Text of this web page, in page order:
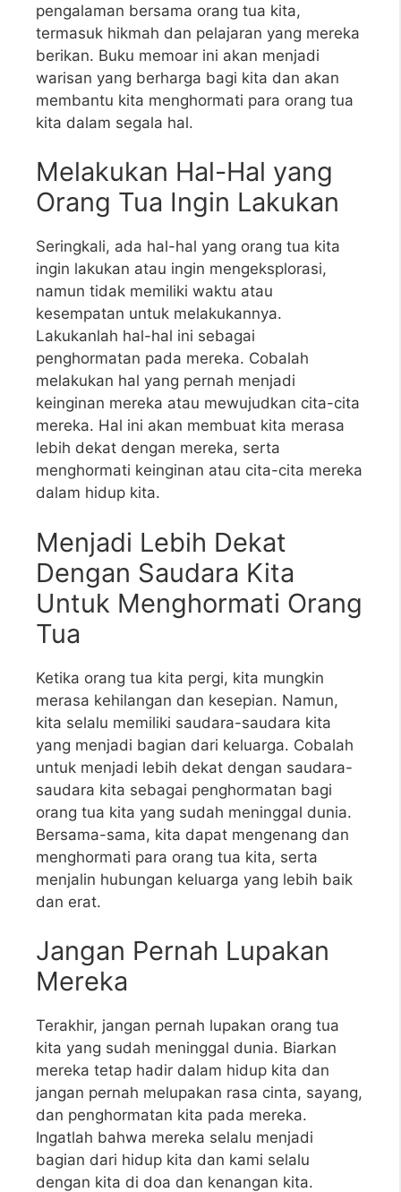
pengalaman bersama orang tua kita,
termasuk hikmah dan pelajaran yang mereka
berikan. Buku memoar ini akan menjadi
warisan yang berharga bagi kita dan akan
membantu kita menghormati para orang tua
kita dalam segala hal.
Melakukan Hal-Hal yang
Orang Tua Ingin Lakukan
Seringkali, ada hal-hal yang orang tua kita
ingin lakukan atau ingin mengeksplorasi,
namun tidak memiliki waktu atau
kesempatan untuk melakukannya.
Lakukanlah hal-hal ini sebagai
penghormatan pada mereka. Cobalah
melakukan hal yang pernah menjadi
keinginan mereka atau mewujudkan cita-cita
mereka. Hal ini akan membuat kita merasa
lebih dekat dengan mereka, serta
menghormati keinginan atau cita-cita mereka
dalam hidup kita.
Menjadi Lebih Dekat
Dengan Saudara Kita
Untuk Menghormati Orang
Tua
Ketika orang tua kita pergi, kita mungkin
merasa kehilangan dan kesepian. Namun,
kita selalu memiliki saudara-saudara kita
yang menjadi bagian dari keluarga. Cobalah
untuk menjadi lebih dekat dengan saudara-
saudara kita sebagai penghormatan bagi
orang tua kita yang sudah meninggal dunia.
Bersama-sama, kita dapat mengenang dan
menghormati para orang tua kita, serta
menjalin hubungan keluarga yang lebih baik
dan erat.
Jangan Pernah Lupakan
Mereka
Terakhir, jangan pernah lupakan orang tua
kita yang sudah meninggal dunia. Biarkan
mereka tetap hadir dalam hidup kita dan
jangan pernah melupakan rasa cinta, sayang,
dan penghormatan kita pada mereka.
Ingatlah bahwa mereka selalu menjadi
bagian dari hidup kita dan kami selalu
dengan kita di doa dan kenangan kita.